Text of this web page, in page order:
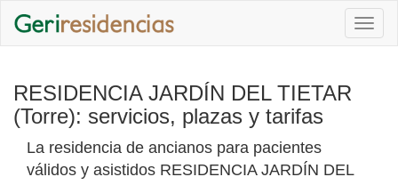
RESIDENCIA JARDÍN DEL TIETAR
(Torre): servicios, plazas y tarifas
La residencia de ancianos para pacientes
válidos y asistidos RESIDENCIA JARDÍN DEL